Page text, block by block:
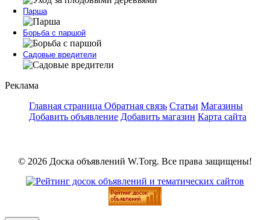
Парша
Борьба с паршой
Садовые вредители
Реклама
Главная страница Обратная связь Статьи Магазины
Добавить объявление Добавить магазин Карта сайта
© 2026 Доска объявлений W.Torg. Все права защищены!